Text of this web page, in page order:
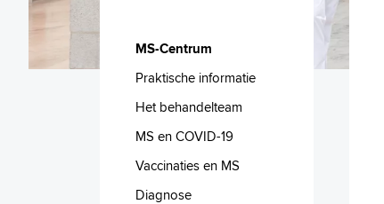
MS-Centrum
Praktische informatie
Het behandelteam
MS en COVID-19
Vaccinaties en MS
Diagnose